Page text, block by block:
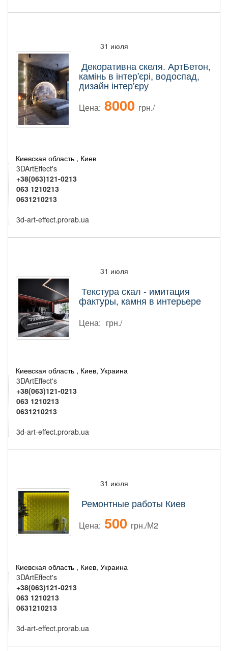
31 июля
Декоративна скеля. АртБетон,
камінь в інтер'єрі, водоспад,
дизайн інтер'єру
Цена: 8000 грн./
Киевская область , Киев
3DArtEffect's
+38(063)121-0213
063 1210213
0631210213
3d-art-effect.prorab.ua
31 июля
Текстура скал - имитация
фактуры, камня в интерьере
Цена: грн./
Киевская область , Киев, Украина
3DArtEffect's
+38(063)121-0213
063 1210213
0631210213
3d-art-effect.prorab.ua
31 июля
Ремонтные работы Киев
Цена: 500 грн./М2
Киевская область , Киев, Украина
3DArtEffect's
+38(063)121-0213
063 1210213
0631210213
3d-art-effect.prorab.ua